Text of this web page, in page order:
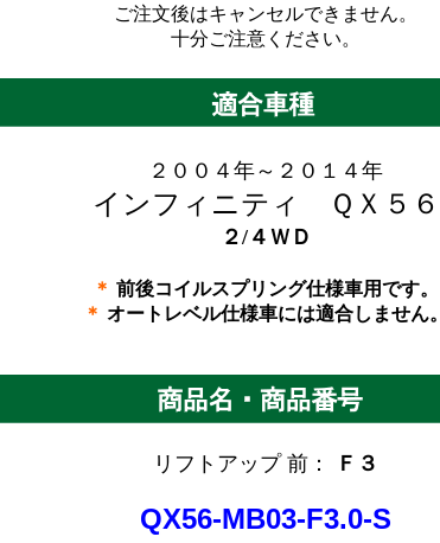
ご注文後はキャンセルできません。
十分ご注意ください。
２００４年～２０１４年
インフィニティ ＱＸ５６
２/４ＷＤ
＊ 前後コイルスプリング仕様車用です。
＊ オートレベル仕様車には適合しません。
リフトアップ 前： Ｆ３
QX56-MB03-F3.0-S